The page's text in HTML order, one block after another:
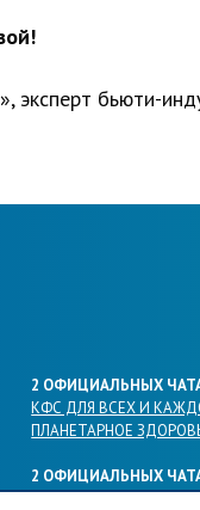
бьюти-
2 ОФИЦИАЛЬНЫХ
КФС ДЛЯ ВСЕХ И
ПЛАНЕТАРНОЕ
2 ОФИЦИАЛЬНЫХ
КФС ДЛЯ ВСЕХ И